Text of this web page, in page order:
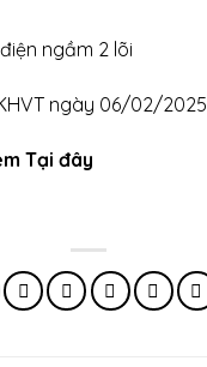
ngầm 2 lõi
ngày 06/02/2025
Tại đây